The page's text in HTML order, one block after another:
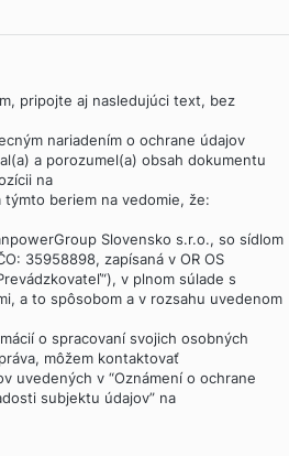
pripojte aj nasledujúci text, bez
nariadením o ochrane údajov
a porozumel(a) obsah dokumentu
na
beriem na vedomie, že:
Slovensko s.r.o., so sídlom
35958898, zapísaná v OR OS
v plnom súlade s
a to spôsobom a v rozsahu uvedenom
o spracovaní svojich osobných
môžem kontaktovať
uvedených v “Oznámení o ochrane
subjektu údajov” na